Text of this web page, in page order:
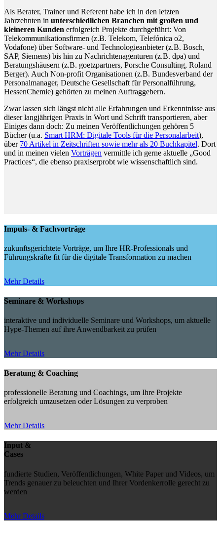
Als Berater, Trainer und Referent habe ich in den letzten
Jahrzehnten in unterschiedlichen Branchen mit großen und
kleineren Kunden erfolgreich Projekte durchgeführt: Von
Telekommunikationsfirmen (z.B. Telekom, Telefónica o2,
Vodafone) über Software- und Technologieanbieter (z.B. Bosch,
SAP, Siemens) bis hin zu Nachrichtenagenturen (z.B. dpa) und
Beratungshäusern (z.B. goetzpartners, Porsche Consulting, Roland
Berger). Auch Non-profit Organisationen (z.B. Bundesverband der
Personalmanager, Deutsche Gesellschaft für Personalführung,
HessenChemie) gehörten zu meinen Auftraggebern.
Zwar lassen sich längst nicht alle Erfahrungen und Erkenntnisse aus
dieser langjährigen Praxis in Wort und Schrift transportieren, aber
Einiges dann doch: Zu meinen Veröffentlichungen gehören 5
Bücher (u.a. Smart HRM: Digitale Tools für die Personalarbeit),
über 70 Artikel in Zeitschriften sowie mehr als 20 Buchkapitel. Dort
und in meinen vielen Vorträgen vermittle ich gerne aktuelle „Good
Practices“, die ebenso praxiserprobt wie wissenschaftlich sind.
Impuls- & Fachvorträge
zukunftsgerichtete Vorträge, um Ihre HR-Professionals und
Führungskräfte fit für die digitale Transformation zu machen
Mehr Details
Seminare & Workshops
interaktive und individuelle Seminare und Workshops, um aktuelle
Hype-Themen auf ihre Anwendbarkeit zu prüfen
Mehr Details
Beratung & Coaching
professionelle Beratung und Coachings, um Ihre Projekte
erfolgreich umzusetzen oder Lösungen zu verproben
Mehr Details
Input &
Cases
fundierte Studien, Veröffentlichungen, White Paper und Videos, um
Trends genauer zu beleuchten und Ihrer Vordenkerrolle gerecht zu
werden
Mehr Details